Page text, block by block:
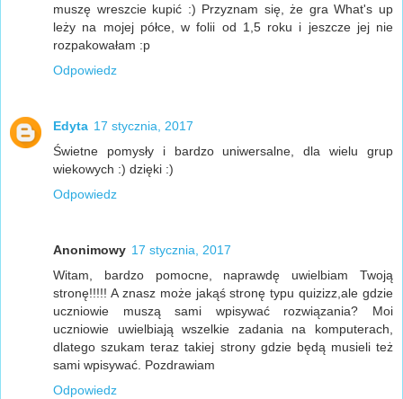
muszę wreszcie kupić :) Przyznam się, że gra What's up
leży na mojej półce, w folii od 1,5 roku i jeszcze jej nie
rozpakowałam :p
Odpowiedz
Edyta 17 stycznia, 2017
Świetne pomysły i bardzo uniwersalne, dla wielu grup
wiekowych :) dzięki :)
Odpowiedz
Anonimowy 17 stycznia, 2017
Witam, bardzo pomocne, naprawdę uwielbiam Twoją
stronę!!!!! A znasz może jakąś stronę typu quizizz,ale gdzie
uczniowie muszą sami wpisywać rozwiązania? Moi
uczniowie uwielbiają wszelkie zadania na komputerach,
dlatego szukam teraz takiej strony gdzie będą musieli też
sami wpisywać. Pozdrawiam
Odpowiedz